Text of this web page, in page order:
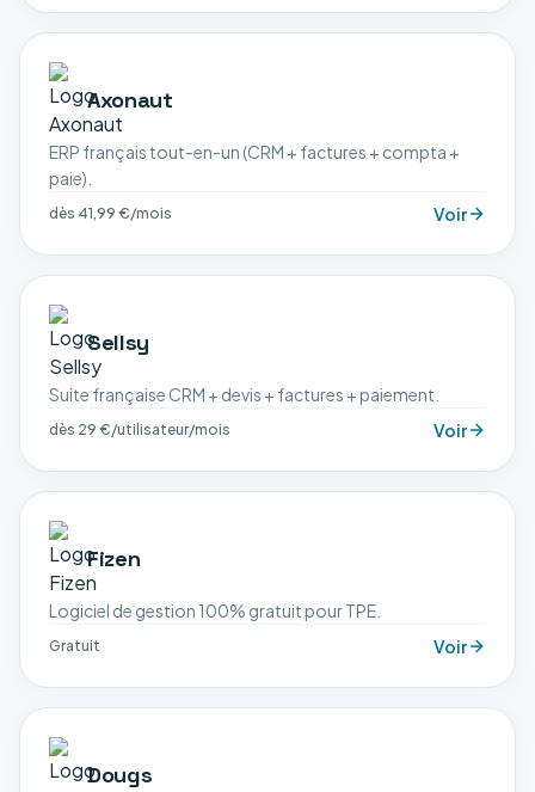
Axonaut
ERP français tout-en-un (CRM + factures + compta +
paie).
dès 41,99 €/mois Voir
Sellsy
Suite française CRM + devis + factures + paiement.
dès 29 €/utilisateur/mois Voir
Fizen
Logiciel de gestion 100% gratuit pour TPE.
Gratuit Voir
Dougs